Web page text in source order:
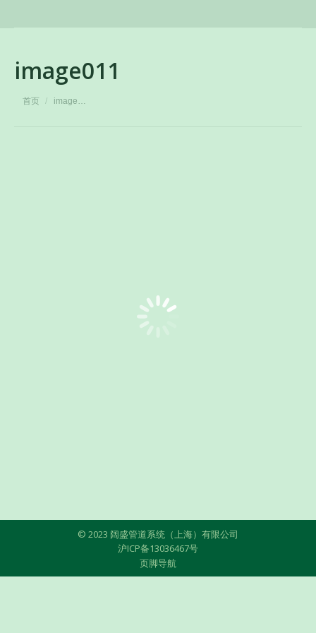
image011
您在这里：
首页 image…
© 2023 阔盛管道系统（上海）有限公司
沪ICP备13036467号
页脚导航